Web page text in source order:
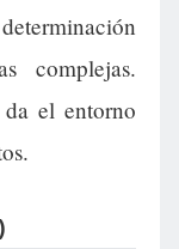
complejas.
el entorno